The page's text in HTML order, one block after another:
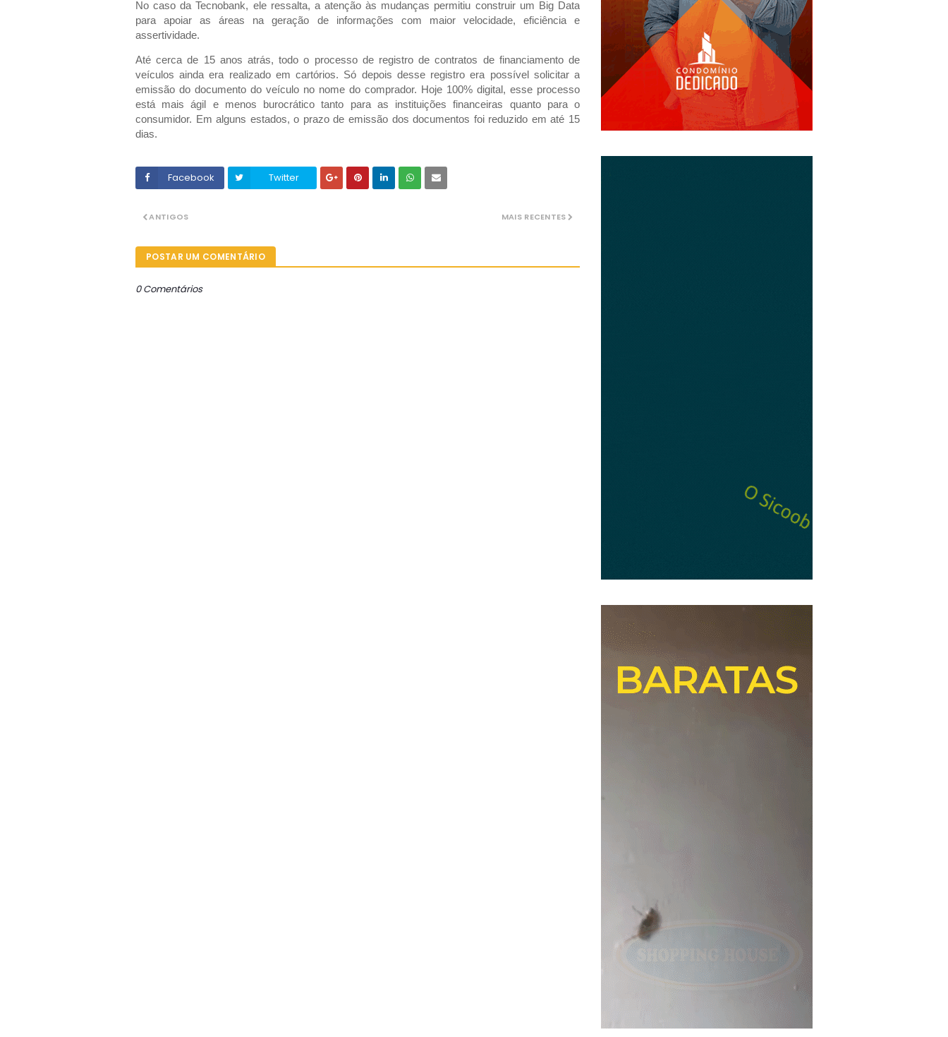
No caso da Tecnobank, ele ressalta, a atenção às mudanças permitiu construir um Big Data
para apoiar as áreas na geração de informações com maior velocidade, eficiência e
assertividade.
Até cerca de 15 anos atrás, todo o processo de registro de contratos de financiamento de
veículos ainda era realizado em cartórios. Só depois desse registro era possível solicitar a
emissão do documento do veículo no nome do comprador. Hoje 100% digital, esse processo
está mais ágil e menos burocrático tanto para as instituições financeiras quanto para o
consumidor. Em alguns estados, o prazo de emissão dos documentos foi reduzido em até 15
dias.
Facebook Twitter
MAIS RECENTES
ANTIGOS
POSTAR UM COMENTÁRIO
0 Comentários